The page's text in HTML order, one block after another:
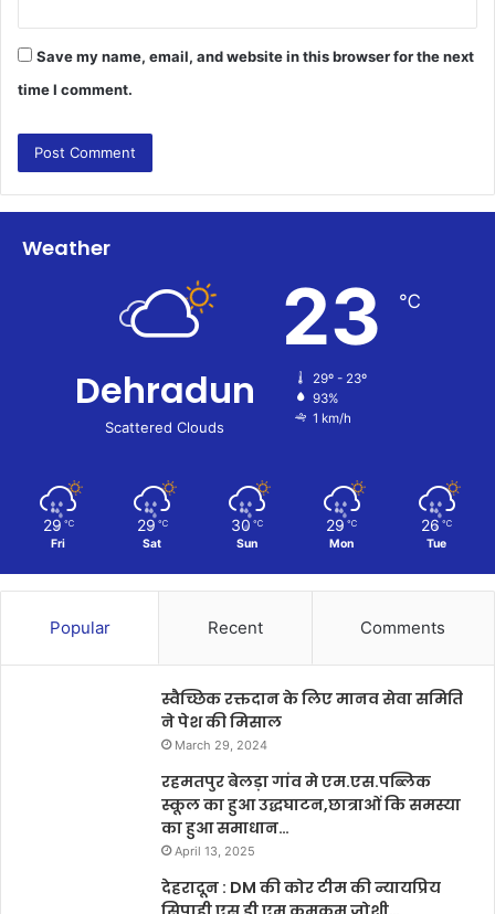
Save my name, email, and website in this browser for the next
time I comment.
Weather
Dehradun
Scattered Clouds
23 ℃
29º - 23º
93%
1 km/h
29 ℃
Fri
29 ℃
Sat
30 ℃
Sun
29 ℃
Mon
26 ℃
Tue
Popular Recent Comments
स्वैच्छिक रक्तदान के लिए मानव सेवा समिति
ने पेश की मिसाल
March 29, 2024
रहमतपुर बेलड़ा गांव मे एम.एस.पब्लिक
स्कूल का हुआ उद्धघाटन,छात्राओं कि समस्या
का हुआ समाधान…
April 13, 2025
देहरादून : DM की कोर टीम की न्यायप्रिय